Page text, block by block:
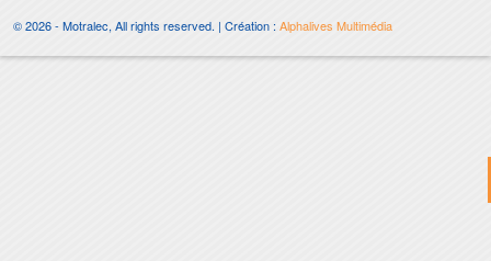
© 2026 - Motralec, All rights reserved. | Création : Alphalives Multimédia